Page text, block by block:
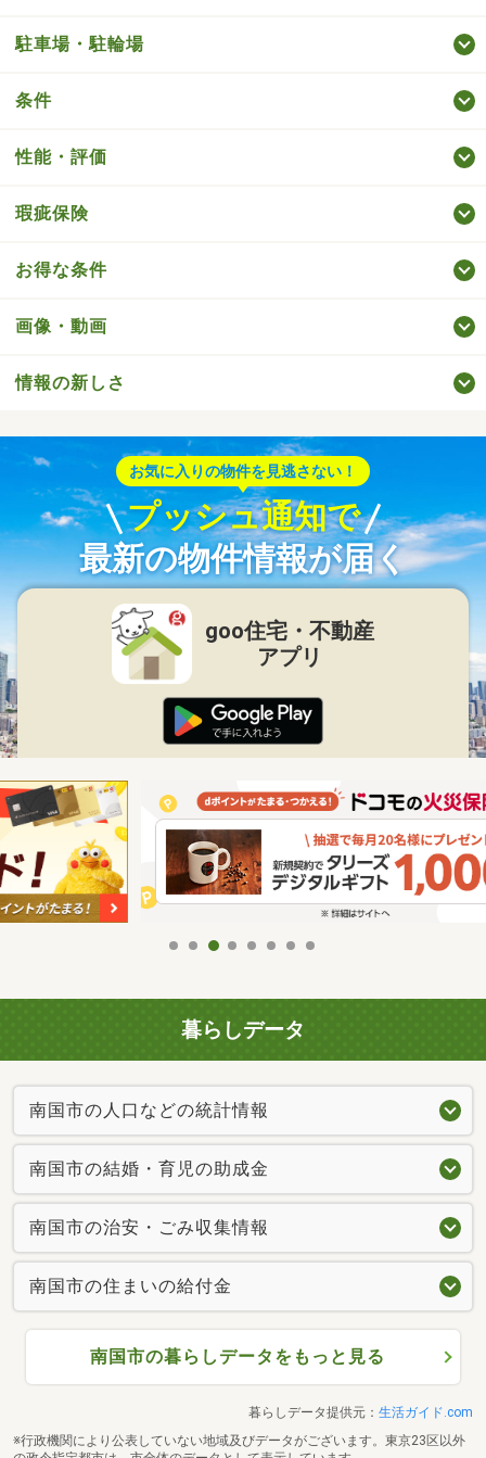
駐車場・駐輪場
条件
性能・評価
瑕疵保険
お得な条件
画像・動画
情報の新しさ
お気に入りの物件を見逃さない！
プッシュ通知で
最新の物件情報が届く
goo住宅・不動産
アプリ
暮らしデータ
南国市の人口などの統計情報
南国市の結婚・育児の助成金
南国市の治安・ごみ収集情報
南国市の住まいの給付金
南国市の暮らしデータをもっと見る
暮らしデータ提供元： 生活ガイド.com
※行政機関により公表していない地域及びデータがございます。東京23区以外